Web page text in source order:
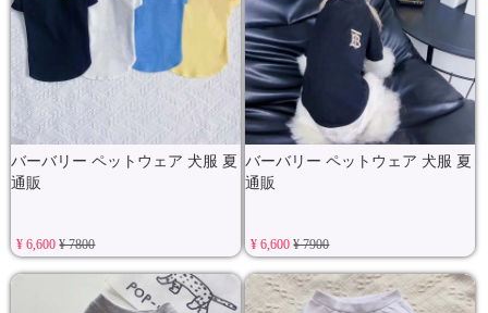
バーバリー ペットウェア 犬服 夏
通販
¥ 6,600¥ 7800
バーバリー ペットウェア 犬服 夏
通販
¥ 6,600¥ 7900